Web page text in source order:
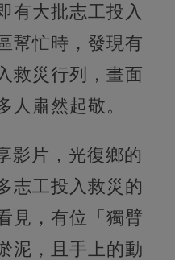
有大批志工投入
幫忙時，發現有
救災行列，畫面
人肅然起敬。
影片，光復鄉的
志工投入救災的
見，有位「獨臂
泥，且手上的動